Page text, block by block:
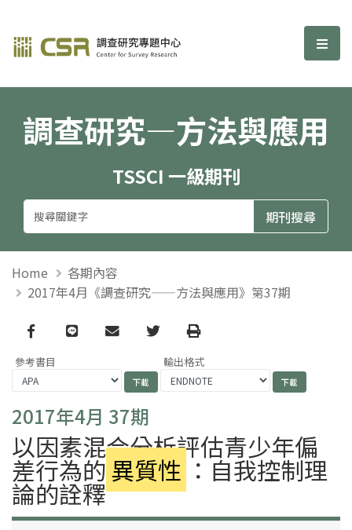
調查研究—方法與應用期刊 選
調查研究—方法與應用
TSSCI 一級期刊
Home
各期內容
2017年4月《調查研究——方法與應用》第37期
Facebook
line email TwitterPrint
參考書目 輸出格式
2017年4月 37期
以因素混合分析評估青少年偏
差行為的異質性 ：自我控制理
論的詮釋